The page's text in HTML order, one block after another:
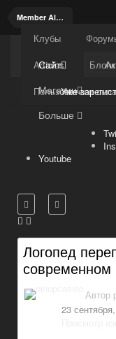
Member Albums
Kuli4kam.net
Сайт
Клубы
Articles
Блоги
Пользователи
Магазин
Больше
Уже
Youtube
Логопед
Автор
23